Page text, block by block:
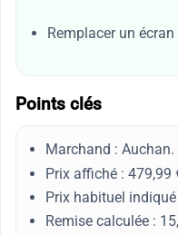
Remplacer un
Points clés
Marchand : Auchan.
Prix affiché : 479,99
Prix habituel
Remise calculée :